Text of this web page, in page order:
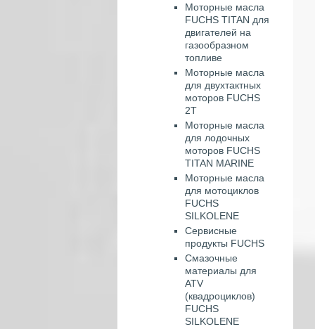
Моторные масла
FUCHS TITAN для
двигателей на
газообразном
топливе
Моторные масла
для двухтактных
моторов FUCHS
2T
Моторные масла
для лодочных
моторов FUCHS
TITAN MARINE
Моторные масла
для мотоциклов
FUCHS
SILKOLENE
Сервисные
продукты FUCHS
Смазочные
материалы для
ATV
(квадроциклов)
FUCHS
SILKOLENE